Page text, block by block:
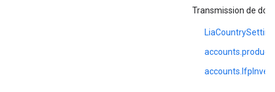
Transmission de